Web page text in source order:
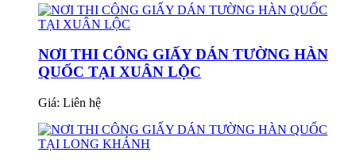
NƠI THI CÔNG GIẤY DÁN TƯỜNG HÀN
QUỐC TẠI XUÂN LỘC
Giá: Liên hệ